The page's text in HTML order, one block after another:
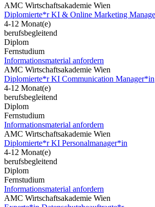
AMC Wirtschaftsakademie Wien
Diplomierte*r KI & Online Marketing
4-12 Monat(e)
berufsbegleitend
Diplom
Fernstudium
Informationsmaterial anfordern
AMC Wirtschaftsakademie Wien
Diplomierte*r KI Communication Manager*in
4-12 Monat(e)
berufsbegleitend
Diplom
Fernstudium
Informationsmaterial anfordern
AMC Wirtschaftsakademie Wien
Diplomierte*r KI Personalmanager*in
4-12 Monat(e)
berufsbegleitend
Diplom
Fernstudium
Informationsmaterial anfordern
AMC Wirtschaftsakademie Wien